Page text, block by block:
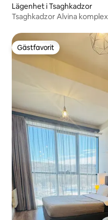
Lägenhet i Tsaghkadzor
Tsaghkadzor Alvina komplex
Gästfavorit
Gästfavorit